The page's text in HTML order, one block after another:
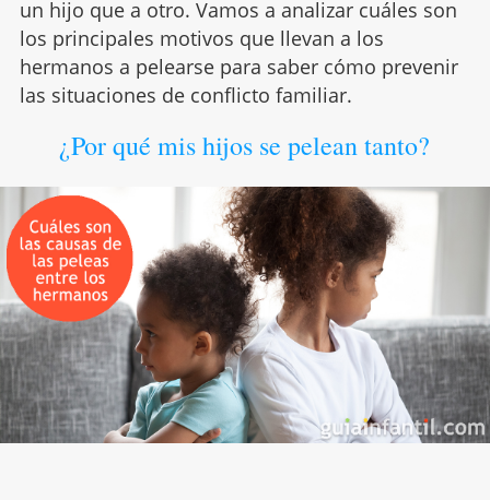
un hijo que a otro. Vamos a analizar cuáles son
los principales motivos que llevan a los
hermanos a pelearse para saber cómo prevenir
las situaciones de conflicto familiar.
¿Por qué mis hijos se pelean tanto?